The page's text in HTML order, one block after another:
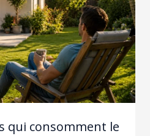
qui consomment le